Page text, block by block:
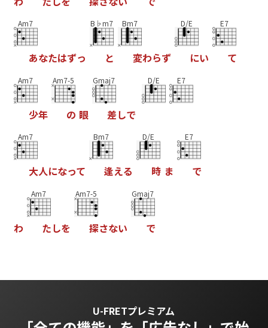
Am7
あなたはずっ
B♭m7
と
Bm7
変わらず
D/E
にい
E7
て
Am7
少年
Am7-5
の 眼
Gmaj7
差しで
D/E E7
Am7
大人になって
Bm7
逢える
D/E
時 ま
E7
で
わ
Am7
たしを
Am7-5
探さない
Gmaj7
で
U-FRETプレミアム